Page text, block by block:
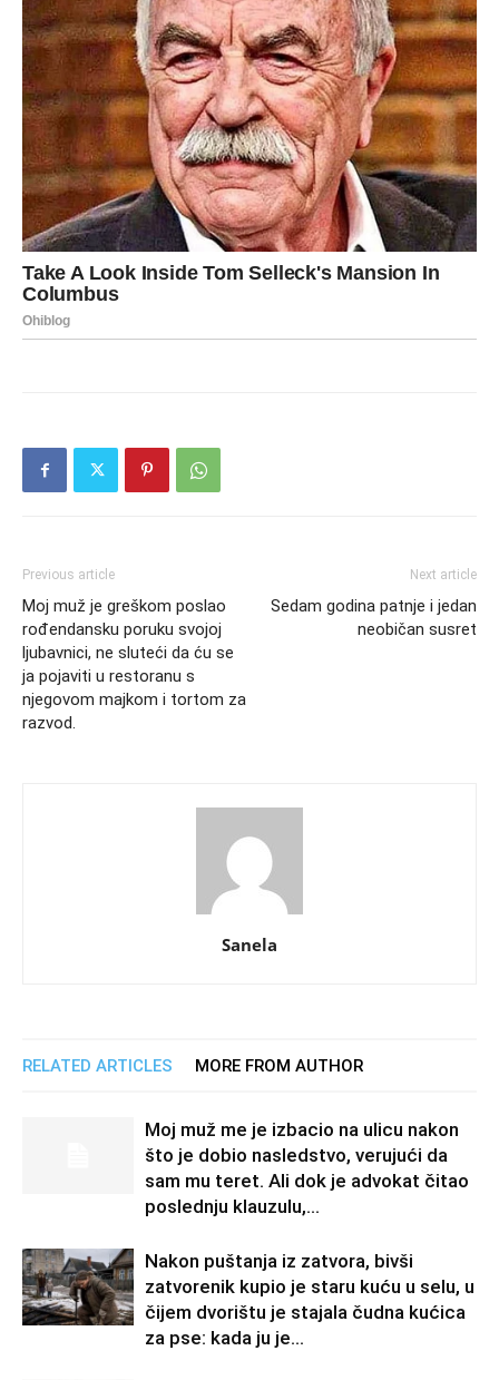
Previous article
Moj muž je greškom poslao
rođendansku poruku svojoj
ljubavnici, ne sluteći da ću se
ja pojaviti u restoranu s
njegovom majkom i tortom za
razvod.
Next article
Sedam godina patnje i jedan
neobičan susret
Sanela
RELATED ARTICLES MORE FROM AUTHOR
Moj muž me je izbacio na ulicu nakon
što je dobio nasledstvo, verujući da
sam mu teret. Ali dok je advokat čitao
poslednju klauzulu,...
Nakon puštanja iz zatvora, bivši
zatvorenik kupio je staru kuću u selu, u
čijem dvorištu je stajala čudna kućica
za pse: kada ju je...